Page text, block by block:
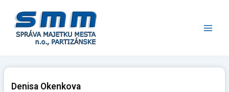
obsah
Denisa Okenkova